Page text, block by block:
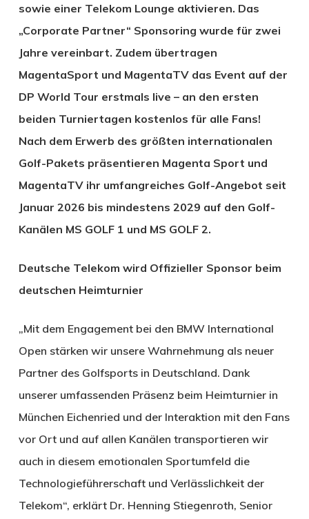
sowie einer Telekom Lounge aktivieren. Das
„Corporate Partner“ Sponsoring wurde für zwei
Jahre vereinbart. Zudem übertragen
MagentaSport und MagentaTV das Event auf der
DP World Tour erstmals live – an den ersten
beiden Turniertagen kostenlos für alle Fans!
Nach dem Erwerb des größten internationalen
Golf-Pakets präsentieren Magenta Sport und
MagentaTV ihr umfangreiches Golf-Angebot seit
Januar 2026 bis mindestens 2029 auf den Golf-
Kanälen MS GOLF 1 und MS GOLF 2.
Deutsche Telekom wird Offizieller Sponsor beim
deutschen Heimturnier
„Mit dem Engagement bei den BMW International
Open stärken wir unsere Wahrnehmung als neuer
Partner des Golfsports in Deutschland. Dank
unserer umfassenden Präsenz beim Heimturnier in
München Eichenried und der Interaktion mit den Fans
vor Ort und auf allen Kanälen transportieren wir
auch in diesem emotionalen Sportumfeld die
Technologieführerschaft und Verlässlichkeit der
Telekom“, erklärt Dr. Henning Stiegenroth, Senior